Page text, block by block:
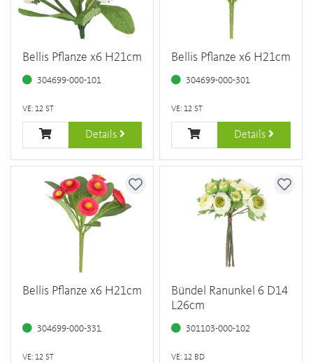
Bellis Pflanze x6 H21cm
304699-000-101
VE: 12 ST
Details
Bellis Pflanze x6 H21cm
304699-000-301
VE: 12 ST
Details
Bellis Pflanze x6 H21cm
304699-000-331
VE: 12 ST
Bündel Ranunkel 6 D14
L26cm
301103-000-102
VE: 12 BD